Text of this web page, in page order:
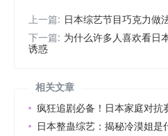
上一篇: 日本综艺节目巧克力做
下一篇: 为什么许多人喜欢看日
诱惑
相关文章
疯狂追剧必备！日本家庭对抗
日本整蛊综艺：揭秘冷漠姐是